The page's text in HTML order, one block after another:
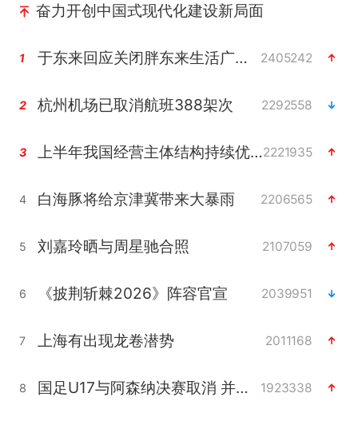
奋力开创中国式现代化建设新局面
1 于东来回应关闭胖东来生活广场店 2405242
2 杭州机场已取消航班388架次 2292558
3 上半年我国经营主体结构持续优化2221935
4 白海豚将给京津冀带来大暴雨 2206565
5 刘嘉玲晒与周星驰合照 2107059
6 《披荆斩棘2026》阵容官宣 2039951
7 上海有出现龙卷潜势 2011168
8 国足U17与阿森纳决赛取消 并列冠军 1923338